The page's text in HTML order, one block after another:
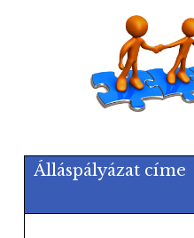
Álláspályázat címe